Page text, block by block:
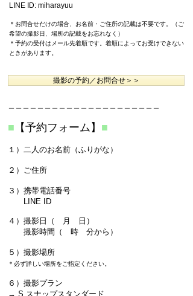
LINE ID: miharayuu
＊お問合せだけの場合、お名前・ご住所の記載は不要です。（ご
希望の撮影日、場所の記載をお忘れなく）
＊予約の受付はメール先着順です。着順によってお受けできない
ときがあります。
撮影の予約／お問合せ＞＞
■ 【予約フォーム】 ■
１）二人のお名前（ふりがな）
２）ご住所
３）携帯電話番号
​ LINE ID
４）撮影日（ 月 日）
撮影時間（ 時 分から）
５）撮影場所
＊必ず詳しい場所をご指定ください。
６）撮影プラン
→ S スナップスタンダード